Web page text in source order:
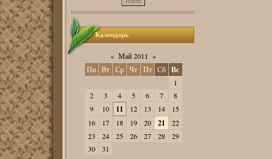
Календарь
« Май 2011 »
Пн Вт Ср Чт Пт Сб Вс
1
2
3 4 5 6 7
8
9
10 11 12 13 14
15
16
17 18 19 20 21
22
23
24 25 26 27 28
29
30
31